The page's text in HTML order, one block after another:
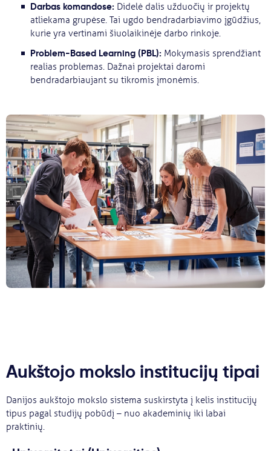
Darbas komandose: Didelė dalis užduočių ir projektų
atliekama grupėse. Tai ugdo bendradarbiavimo įgūdžius,
kurie yra vertinami šiuolaikinėje darbo rinkoje.
Problem-Based Learning (PBL): Mokymasis sprendžiant
realias problemas. Dažnai projektai daromi
bendradarbiaujant su tikromis įmonėmis.
Aukštojo mokslo institucijų tipai
Danijos aukštojo mokslo sistema suskirstyta į kelis institucijų
tipus pagal studijų pobūdį – nuo akademinių iki labai
praktinių.